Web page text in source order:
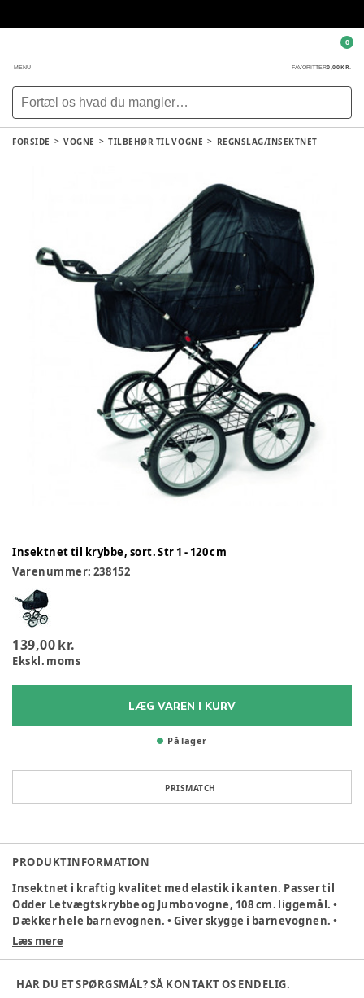
MENU FAVORITTER0,00 KR.
0
FORSIDE VOGNE TILBEHØR TIL VOGNE REGNSLAG/INSEKTNET
Insektnet til krybbe, sort. Str 1 - 120 cm
Varenummer: 238152
139,00 kr.
Ekskl. moms
LÆG VAREN I KURV
På lager
PRISMATCH
PRODUKTINFORMATION
Insektnet i kraftig kvalitet med elastik i kanten. Passer til
Odder Letvægtskrybbe og Jumbo vogne, 108 cm. liggemål. •
Dækker hele barnevognen. • Giver skygge i barnevognen. •
Beskytter mod insekter. • Sikrer en god ventilation i
Farve:sort.
Læs mere
HAR DU ET SPØRGSMÅL? SÅ KONTAKT OS ENDELIG.